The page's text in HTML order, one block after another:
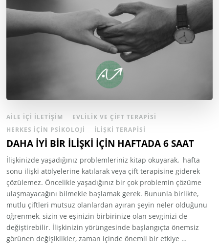
AILE İÇI İLETIŞIM
EVLILIK VE ÇIFT TERAPISI
HERKES İÇIN PSIKOLOJI
İLIŞKI TERAPISI
DAHA İYİ BİR İLİŞKİ İÇİN HAFTADA 6 SAAT
İlişkinizde yaşadığınız problemleriniz kitap okuyarak, hafta
sonu ilişki atölyelerine katılarak veya çift terapisine giderek
çözülemez. Öncelikle yaşadığınız bir çok problemin çözüme
ulaşmayacağını bilmekle başlamak gerek. Bununla birlikte,
mutlu çiftleri mutsuz olanlardan ayıran şeyin neler olduğunu
öğrenmek, sizin ve eşinizin birbirinize olan sevginizi de
değiştirebilir. İlişkinizin yörüngesinde başlangıçta önemsiz
görünen değişiklikler, zaman içinde önemli bir etkiye …